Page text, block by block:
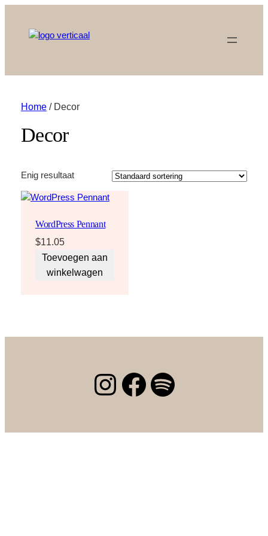
Home/ Decor
Decor
Enig resultaat
WordPress Pennant
$11.05
Toevoegen aan
winkelwagen
Instagram
Facebook
Spotify